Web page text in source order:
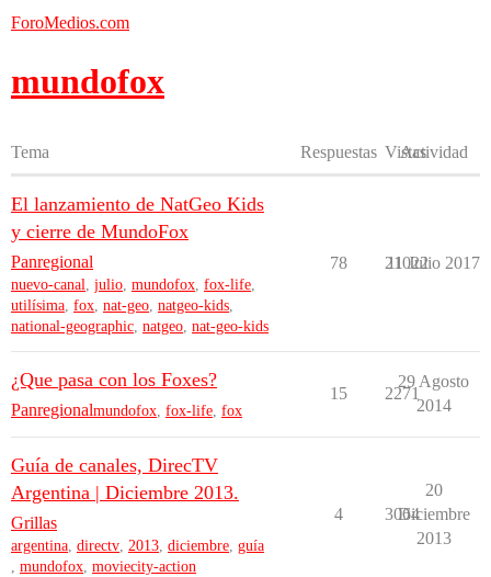
ForoMedios.com
mundofox
Tema Respuestas Vistas
Actividad
El lanzamiento de NatGeo Kids
y cierre de MundoFox
Panregional
nuevo-canal, julio, mundofox, fox-life,
utilísima, fox, nat-geo, natgeo-kids,
national-geographic, natgeo, nat-geo-kids
78 21022
11 Julio 2017
¿Que pasa con los Foxes?
Panregionalmundofox fox-life fox
15 2271
29 Agosto
2014
Guía de canales, DirecTV
Argentina | Diciembre 2013.
Grillas
argentina, directv, 2013, diciembre, guía
, mundofox, moviecity-action
4 3064
20
Diciembre
2013